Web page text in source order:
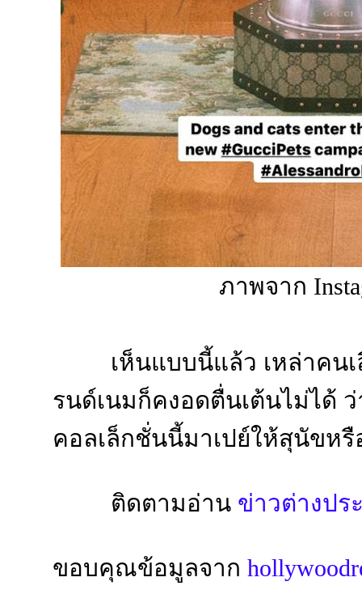
ภาพจาก
เห็นแบบนี้แล้ว เหล่าคนเ
รนด์เนมก็คงอดตื่นเต้นไม่ได้
คอลเล็กชั่นนี้มาเปย์ให้สุนัขห
ติดตามอ่าน ข่าวต่างปร
ขอบคุณข้อมูลจาก